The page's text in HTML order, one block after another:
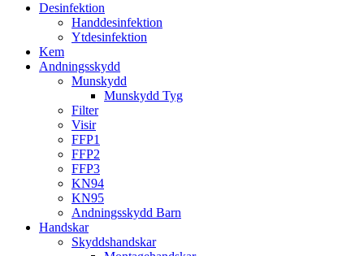
Desinfektion
Handdesinfektion
Ytdesinfektion
Kem
Andningsskydd
Munskydd
Munskydd Tyg
Filter
Visir
FFP1
FFP2
FFP3
KN94
KN95
Andningsskydd Barn
Handskar
Skyddshandskar